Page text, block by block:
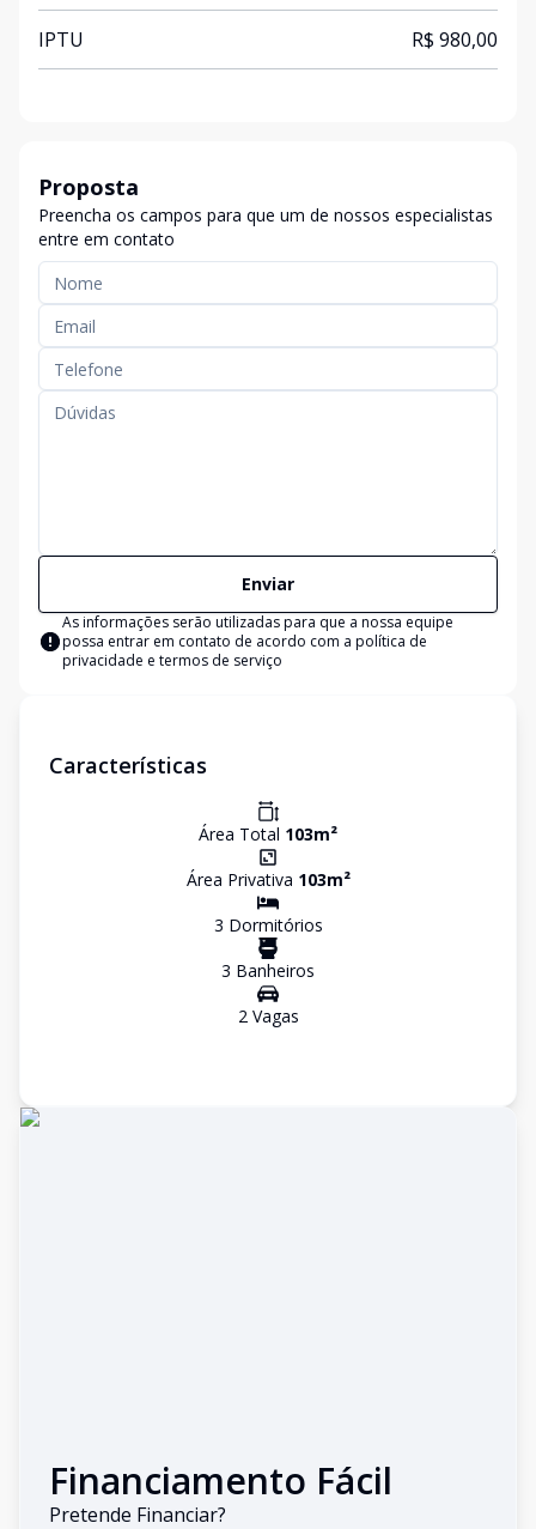
IPTU R$ 980,00
Proposta
Preencha os campos para que um de nossos especialistas
entre em contato
Enviar
As informações serão utilizadas para que a nossa equipe
possa entrar em contato de acordo com a política de
privacidade e termos de serviço
Características
Área Total 103m²
Área Privativa 103m²
3 Dormitórios
3 Banheiros
2Vagas
Financiamento Fácil
Pretende Financiar?